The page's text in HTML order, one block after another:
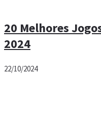
20 Melhores
2024
22/10/2024